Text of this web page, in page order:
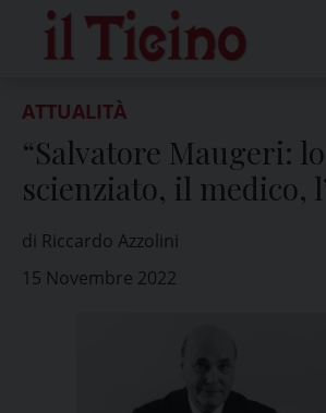
content
ATTUALITÀ
“Salvatore Maugeri: lo
scienziato, il medico,
di Riccardo Azzolini
15 Novembre 2022